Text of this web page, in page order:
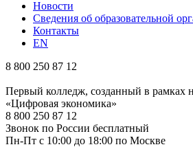
Новости
Сведения об образовательной
Контакты
EN
8 800 250 87 12
Первый колледж, созданный в рамках
«Цифровая экономика»
8 800 250 87 12
Звонок по России бесплатный
Пн-Пт с 10:00 до 18:00 по Москве